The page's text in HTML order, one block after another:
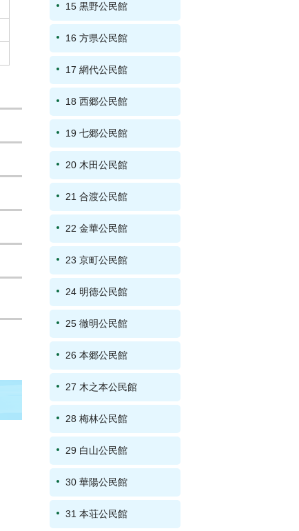
15 黒野公民館
16 方県公民館
17 網代公民館
18 西郷公民館
19 七郷公民館
20 木田公民館
21 合渡公民館
22 金華公民館
23 京町公民館
24 明徳公民館
25 徹明公民館
26 本郷公民館
27 木之本公民館
28 梅林公民館
29 白山公民館
30 華陽公民館
31 本荘公民館